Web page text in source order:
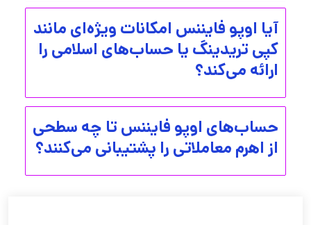
آیا اوپو فایننس امکانات ویژه‌ای مانند
کپی تریدینگ یا حساب‌های اسلامی را
ارائه می‌کند؟
حساب‌های اوپو فایننس تا چه سطحی
از اهرم معاملاتی را پشتیبانی می‌کنند؟